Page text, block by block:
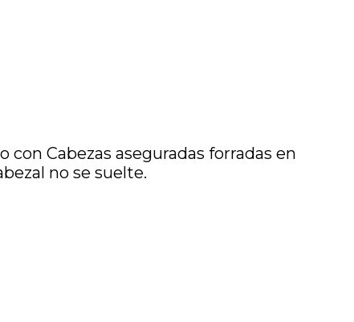
Cabezas aseguradas forradas en
no se suelte.